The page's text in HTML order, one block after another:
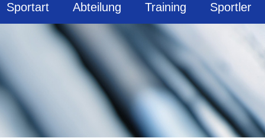
Sportart Abteilung
Informationen zur Abteilung
Vereinsbekleidung
Training Sportler